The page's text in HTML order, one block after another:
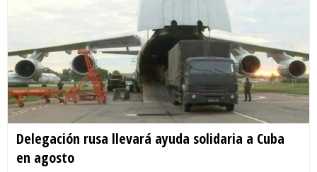
Delegación rusa llevará ayuda solidaria a Cuba
en agosto